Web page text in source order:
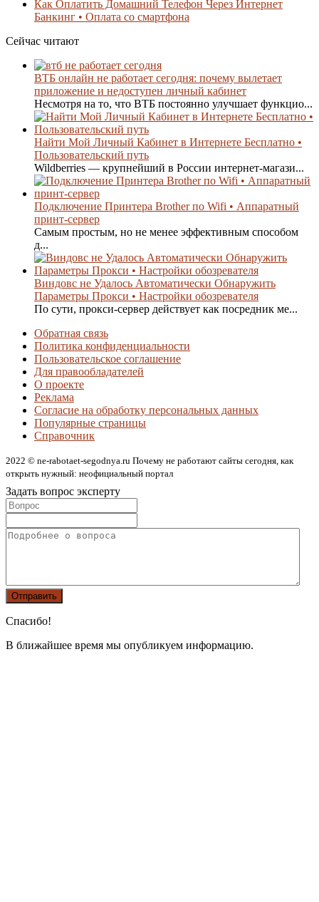
Как Оплатить Домашний Телефон Через Интернет
Банкинг • Оплата со смартфона
Сейчас читают
ВТБ онлайн не работает сегодня: почему вылетает
приложение и недоступен личный кабинет
Несмотря на то, что ВТБ постоянно улучшает функцио...
Найти Мой Личный Кабинет в Интернете Бесплатно •
Пользовательский путь
Wildberries — крупнейший в России интернет-магази...
Подключение Принтера Brother по Wifi • Аппаратный
принт-сервер
Самым простым, но не менее эффективным способом
д...
Виндовс не Удалось Автоматически Обнаружить
Параметры Прокси • Настройки обозревателя
По сути, прокси-сервер действует как посредник ме...
Обратная связь
Политика конфиденциальности
Пользовательское соглашение
Для правообладателей
О проекте
Реклама
Согласие на обработку персональных данных
Популярные страницы
Справочник
2022 © ne-rabotaet-segodnya.ru Почему не работают сайты сегодня, как
открыть нужный: неофициальный портал
Задать вопрос эксперту
Спасибо!
В ближайшее время мы опубликуем информацию.